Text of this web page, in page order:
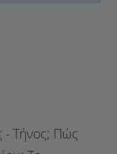
- Τήνος; Πώς